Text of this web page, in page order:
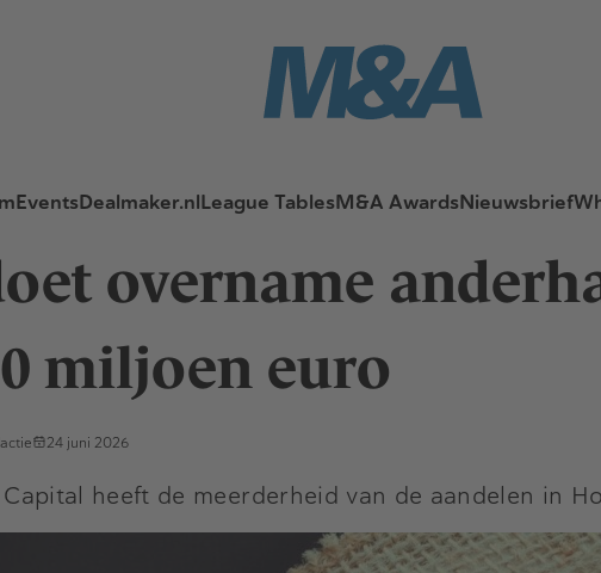
EventsDealmaker.nlLeague TablesM&A AwardsNieuwsbrief
overname
miljoen euro
24 juni 2026
heeft de meerderheid van de aandelen in